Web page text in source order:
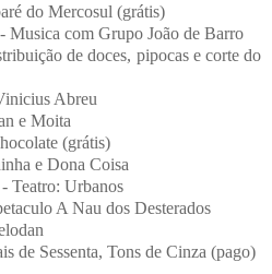
do Mercosul (grátis)
Musica com Grupo João de Barro
de doces, pipocas e corte do
Abreu
e Moita
(grátis)
e Dona Coisa
Teatro: Urbanos
A Nau dos Desterados
de Sessenta, Tons de Cinza (pago)